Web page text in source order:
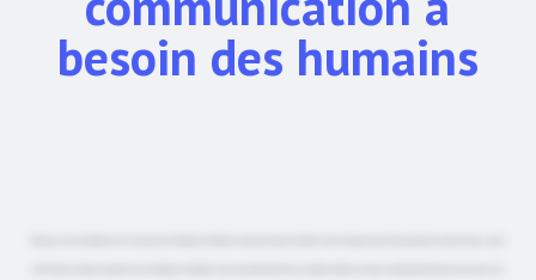
besoin des humains